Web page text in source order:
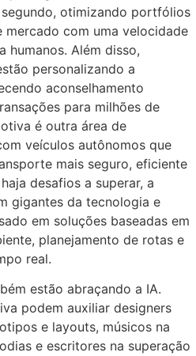
otimizando portfólios
com uma velocidade
humanos. Além disso,
personalizando a
aconselhamento
para milhões de
é outra área de
veículos autônomos que
mais seguro, eficiente
desafios a superar, a
gigantes da tecnologia e
em soluções baseadas em
planejamento de rotas e
real.
estão abraçando a IA.
podem auxiliar designers
e layouts, músicos na
e escritores na superação